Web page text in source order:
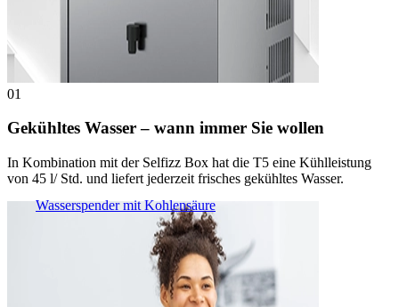
Wasserspender mit Kohlensäure
01
Gekühltes Wasser – wann immer Sie wollen
In Kombination mit der Selfizz Box hat die T5 eine Kühlleistung
von 45 l/ Std. und liefert jederzeit frisches gekühltes Wasser.